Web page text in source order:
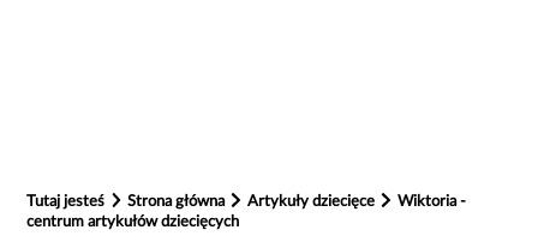
Tutaj jesteś Strona główna Artykuły dziecięce
Wiktoria -
centrum artykułów dziecięcych